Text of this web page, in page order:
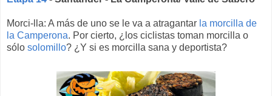
Morci-lla: A más de uno se le va a atragantar la morcilla de
la Camperona. Por cierto, ¿los ciclistas toman morcilla o
sólo solomillo? ¿Y si es morcilla sana y deportista?